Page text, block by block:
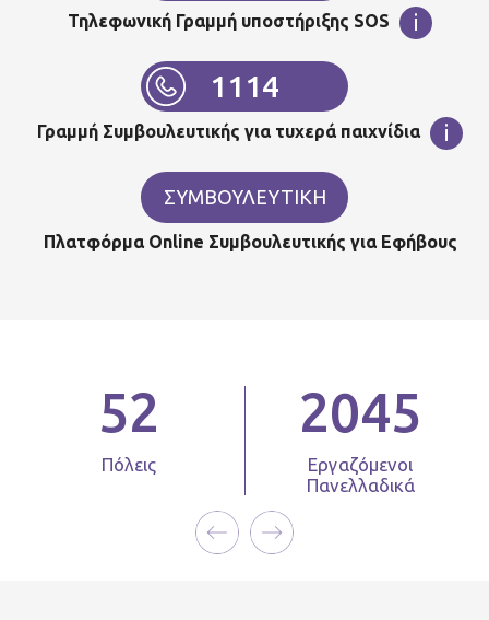
Τηλεφωνική Γραμμή υποστήριξης SOS i
1114
Γραμμή Συμβουλευτικής για τυχερά παιχνίδια i
ΣΥΜΒΟΥΛΕΥΤΙΚΗ
Πλατφόρμα Online Συμβουλευτικής για Εφήβους
2045
Εργαζόμενοι
2508
Ωφελούμενοι
Προγραμμάτων